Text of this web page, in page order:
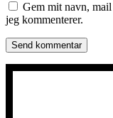
Gem mit navn,
jeg kommenterer.